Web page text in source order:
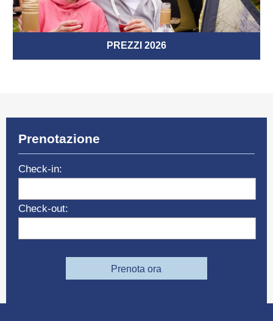
PREZZI 2026
Prenotazione
Check-in:
Check-out:
Prenota ora